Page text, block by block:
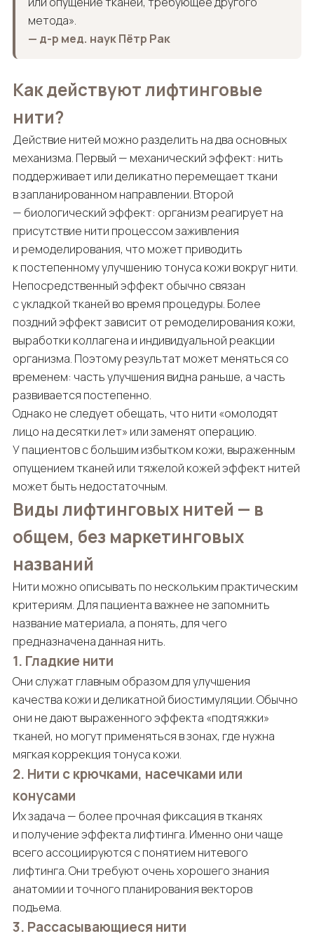
метода».
— д-р мед. наук Пётр Рак
Как действуют лифтинговые
нити?
Действие нитей можно разделить на два основных
механизма. Первый — механический эффект: нить
поддерживает или деликатно перемещает ткани
в запланированном направлении. Второй
— биологический эффект: организм реагирует на
присутствие нити процессом заживления
и ремоделирования, что может приводить
к постепенному улучшению тонуса кожи вокруг нити.
Непосредственный эффект обычно связан
с укладкой тканей во время процедуры. Более
поздний эффект зависит от ремоделирования кожи,
выработки коллагена и индивидуальной реакции
организма. Поэтому результат может меняться со
временем: часть улучшения видна раньше, а часть
развивается постепенно.
Однако не следует обещать, что нити «омолодят
лицо на десятки лет» или заменят операцию.
У пациентов с большим избытком кожи, выраженным
опущением тканей или тяжелой кожей эффект нитей
может быть недостаточным.
Виды лифтинговых нитей — в
общем, без маркетинговых
названий
Нити можно описывать по нескольким практическим
критериям. Для пациента важнее не запомнить
название материала, а понять, для чего
предназначена данная нить.
1. Гладкие нити
Они служат главным образом для улучшения
качества кожи и деликатной биостимуляции. Обычно
они не дают выраженного эффекта «подтяжки»
тканей, но могут применяться в зонах, где нужна
мягкая коррекция тонуса кожи.
2. Нити с крючками, насечками или
конусами
Их задача — более прочная фиксация в тканях
и получение эффекта лифтинга. Именно они чаще
всего ассоциируются с понятием нитевого
лифтинга. Они требуют очень хорошего знания
анатомии и точного планирования векторов
подъема.
3. Рассасывающиеся нити